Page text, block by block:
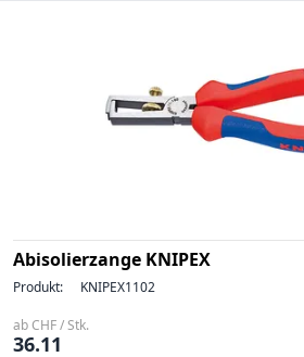
Abisolierzange KNIPEX
Produkt: KNIPEX1102
ab CHF / Stk.
36.11